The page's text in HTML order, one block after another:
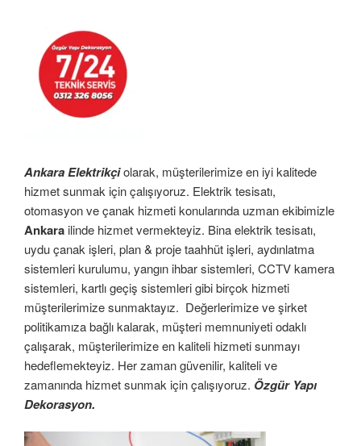
Ankara Elektrikçiolarak, müşterilerimize en iyi kalitede
hizmet sunmak için çalışıyoruz. Elektrik tesisatı,
otomasyon ve çanak hizmeti konularında uzman ekibimizle
Ankara ilinde hizmet vermekteyiz. Bina elektrik tesisatı,
uydu çanak işleri, plan & proje taahhüt işleri, aydınlatma
sistemleri kurulumu, yangın ihbar sistemleri, CCTV kamera
sistemleri, kartlı geçiş sistemleri gibi birçok hizmeti
müşterilerimize sunmaktayız. Değerlerimize ve şirket
politikamıza bağlı kalarak, müşteri memnuniyeti odaklı
çalışarak, müşterilerimize en kaliteli hizmeti sunmayı
hedeflemekteyiz. Her zaman güvenilir, kaliteli ve
zamanında hizmet sunmak için çalışıyoruz. Özgür Yapı
Dekorasyon.